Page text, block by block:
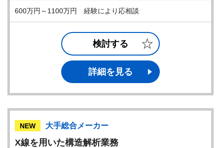
600万円～1100万円 経験により応相談
検討する
詳細を見る
NEW 大手総合メーカー
X線を用いた構造解析業務